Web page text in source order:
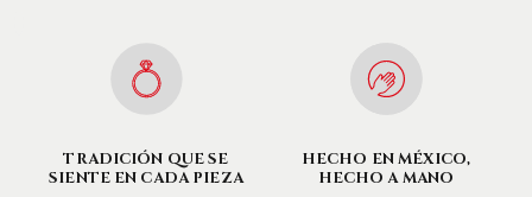
TRADICIÓN QUE SE
SIENTE EN CADA PIEZA
HECHO EN MÉXICO,
HECHO A MANO